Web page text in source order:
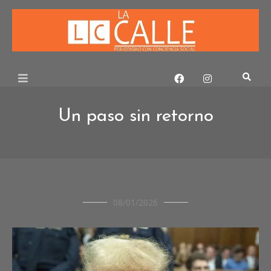
Skip
Un paso sin retorno
OPINIÓN
08/01/2026